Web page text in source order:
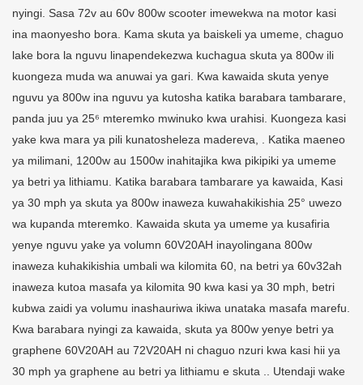
nyingi. Sasa 72v au 60v 800w scooter imewekwa na motor kasi
ina maonyesho bora. Kama skuta ya baiskeli ya umeme, chaguo
lake bora la nguvu linapendekezwa kuchagua skuta ya 800w ili
kuongeza muda wa anuwai ya gari. Kwa kawaida skuta yenye
nguvu ya 800w ina nguvu ya kutosha katika barabara tambarare,
panda juu ya 25⁶ mteremko mwinuko kwa urahisi. Kuongeza kasi
yake kwa mara ya pili kunatosheleza madereva, . Katika maeneo
ya milimani, 1200w au 1500w inahitajika kwa pikipiki ya umeme
ya betri ya lithiamu. Katika barabara tambarare ya kawaida, Kasi
ya 30 mph ya skuta ya 800w inaweza kuwahakikishia 25° uwezo
wa kupanda mteremko. Kawaida skuta ya umeme ya kusafiria
yenye nguvu yake ya volumn 60V20AH inayolingana 800w
inaweza kuhakikishia umbali wa kilomita 60, na betri ya 60v32ah
inaweza kutoa masafa ya kilomita 90 kwa kasi ya 30 mph, betri
kubwa zaidi ya volumu inashauriwa ikiwa unataka masafa marefu.
Kwa barabara nyingi za kawaida, skuta ya 800w yenye betri ya
graphene 60V20AH au 72V20AH ni chaguo nzuri kwa kasi hii ya
30 mph ya graphene au betri ya lithiamu e skuta .. Utendaji wake